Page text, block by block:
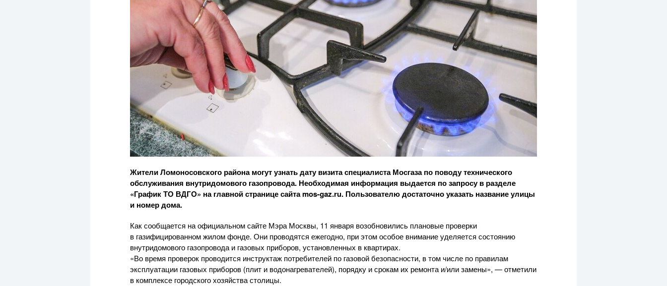
Жители Ломоносовского района могут узнать дату визита специалиста Мосгаза по поводу технического
обслуживания внутридомового газопровода. Необходимая информация выдается по запросу в разделе
«График ТО ВДГО» на главной странице сайтаmos-gaz.ru. Пользователю достаточно указать название улицы
и номер дома.
Как сообщается на официальном сайте Мэра Москвы, 11 января возобновились плановые проверки
в газифицированном жилом фонде. Они проводятся ежегодно, при этом особое внимание уделяется состоянию
внутридомового газопровода и газовых приборов, установленных в квартирах.
«Во время проверок проводится инструктаж потребителей по газовой безопасности, в том числе по правилам
эксплуатации газовых приборов (плит и водонагревателей), порядку и срокам их ремонта и/или замены», — отметили
в комплексе городского хозяйства столицы.